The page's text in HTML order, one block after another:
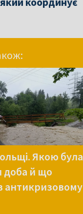
Якою була
доба й що
антикризовому